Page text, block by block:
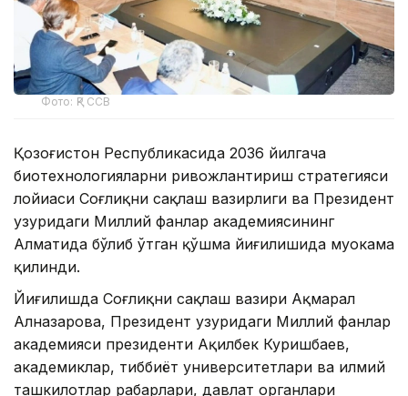
Фото: ҚР ССВ
Қозоғистон Республикасида 2036 йилгача
биотехнологияларни ривожлантириш стратегияси
лойиҳаси Соғлиқни сақлаш вазирлиги ва Президент
ҳузуридаги Миллий фанлар академиясининг
Алматида бўлиб ўтган қўшма йиғилишида муҳокама
қилинди.
Йиғилишда Соғлиқни сақлаш вазири Ақмарал
Алназарова, Президент ҳузуридаги Миллий фанлар
академияси президенти Ақилбек Куришбаев,
академиклар, тиббиёт университетлари ва илмий
ташкилотлар раҳбарлари, давлат органлари